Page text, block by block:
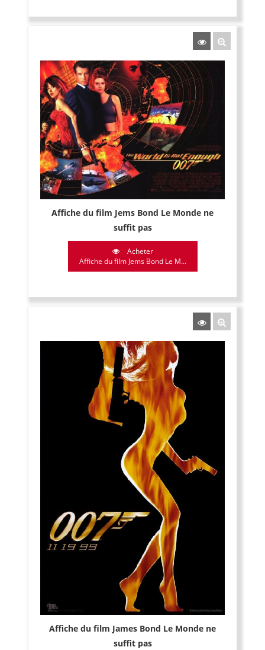
Affiche du film Jems Bond Le Monde ne
suffit pas
Acheter
Affiche du film Jems Bond Le M...
Affiche du film James Bond Le Monde ne
suffit pas